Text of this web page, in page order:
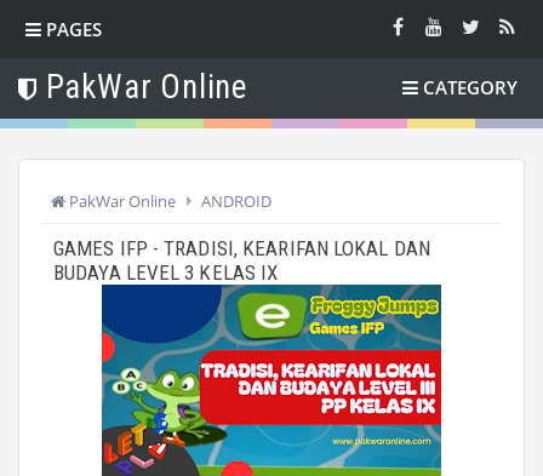
PAGES
PakWar Online CATEGORY
PakWar Online ANDROID
GAMES IFP - TRADISI, KEARIFAN LOKAL DAN
BUDAYA LEVEL 3 KELAS IX